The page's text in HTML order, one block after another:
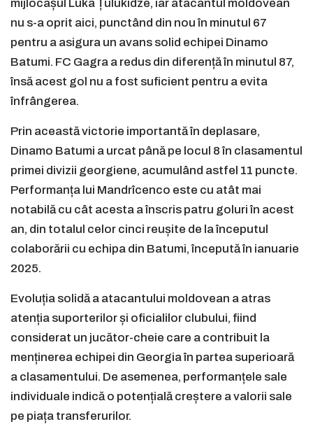
mijlocașul Luka Țulukidze, iar atacantul moldovean
nu s-a oprit aici, punctând din nou în minutul 67
pentru a asigura un avans solid echipei Dinamo
Batumi. FC Gagra a redus din diferență în minutul 87,
însă acest gol nu a fost suficient pentru a evita
înfrângerea.
Prin această victorie importantă în deplasare,
Dinamo Batumi a urcat până pe locul 8 în clasamentul
primei divizii georgiene, acumulând astfel 11 puncte.
Performanța lui Mandrîcenco este cu atât mai
notabilă cu cât acesta a înscris patru goluri în acest
an, din totalul celor cinci reușite de la începutul
colaborării cu echipa din Batumi, începută în ianuarie
2025.
Evoluția solidă a atacantului moldovean a atras
atenția suporterilor și oficialilor clubului, fiind
considerat un jucător-cheie care a contribuit la
menținerea echipei din Georgia în partea superioară
a clasamentului. De asemenea, performanțele sale
individuale indică o potențială creștere a valorii sale
pe piața transferurilor.